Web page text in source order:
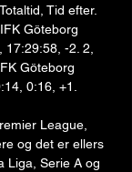
Tid efter.
Göteborg
17:29:58, -2. 2,
Göteborg
0:16, +1.
League,
og det er ellers
Liga, Serie A og